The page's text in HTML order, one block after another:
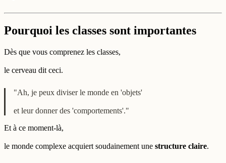
Pourquoi les classes sont importantes
Dès que vous comprenez les classes,
le cerveau dit ceci.
"Ah, je peux diviser le monde en 'objets'
et leur donner des 'comportements'."
Et à ce moment-là,
le monde complexe acquiert soudainement une structure claire.